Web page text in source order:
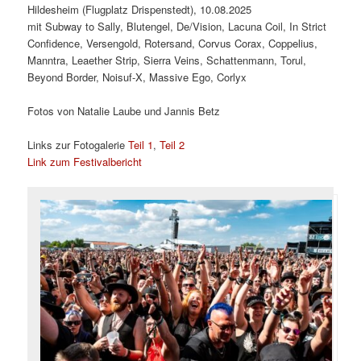
Hildesheim (Flugplatz Drispenstedt), 10.08.2025
mit Subway to Sally, Blutengel, De/Vision, Lacuna Coil, In Strict
Confidence, Versengold, Rotersand, Corvus Corax, Coppelius,
Manntra, Leaether Strip, Sierra Veins, Schattenmann, Torul,
Beyond Border, Noisuf-X, Massive Ego, Corlyx
Fotos von Natalie Laube und Jannis Betz
Links zur FotogalerieTeil 1,Teil 2
Link zum Festivalbericht